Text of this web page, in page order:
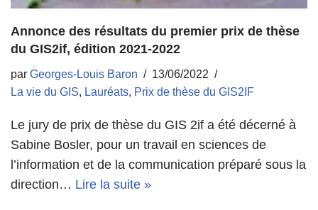
Annonce des résultats du premier prix de thèse
du GIS2if, édition 2021-2022
par Georges-Louis Baron
13/06/2022
La vie du GIS, Lauréats, Prix de thèse du GIS2IF
Le jury de prix de thèse du GIS 2if a été décerné à
Sabine Bosler, pour un travail en sciences de
l’information et de la communication préparé sous la
direction… Lire la suite »